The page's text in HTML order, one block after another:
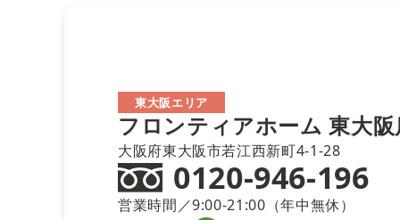
東大阪エリア
フロンティアホーム東大
大阪府東大阪市若江西新町4-1-28
0120-946-196
営業時間／9:00-21:00（年中無休）